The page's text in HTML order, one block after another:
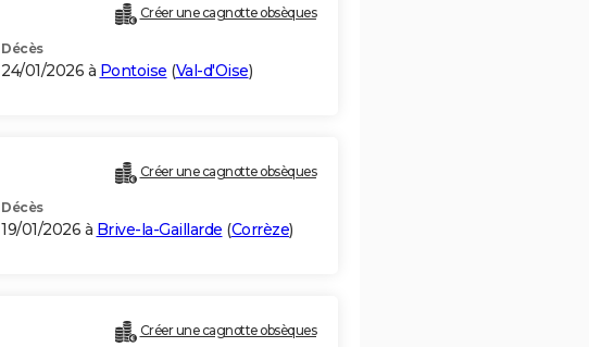
Créer une cagnotte obsèques
Décès
24/01/2026 à Pontoise (Val-d'Oise)
Créer une cagnotte obsèques
Décès
19/01/2026 à Brive-la-Gaillarde (Corrèze)
Créer une cagnotte obsèques